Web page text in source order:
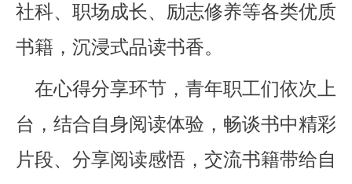
社科、职场成长、励志修养等各类优质
书籍，沉浸式品读书香。
在心得分享环节，青年职工们依次上
台，结合自身阅读体验，畅谈书中精彩
片段、分享阅读感悟，交流书籍带给自